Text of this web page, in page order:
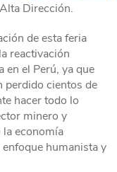
Dirección.
de esta feria
reactivación
en el Perú, ya que
perdido cientos de
hacer todo lo
minero y
economía
humanista y